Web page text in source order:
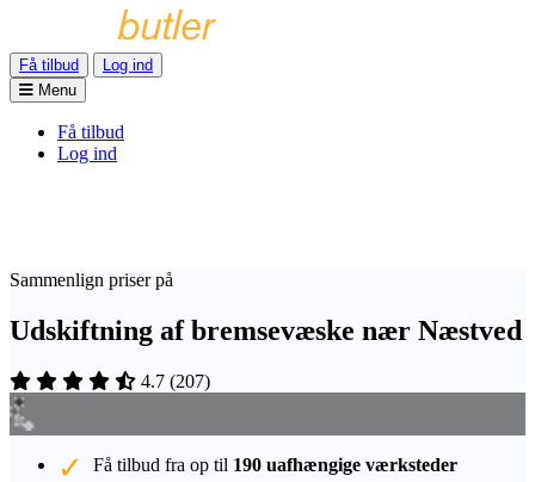
Få tilbud
Log ind
Menu
Få tilbud
Log ind
Sammenlign priser på
Udskiftning af bremsevæske nær Næstved
4.7 (207)
Få tilbud fra op til 190 uafhængige værksteder